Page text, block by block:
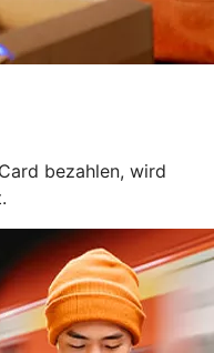
bezahlen, wird